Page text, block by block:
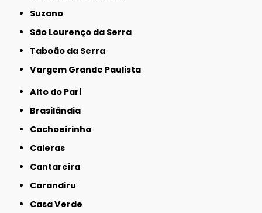
Suzano
São Lourenço da Serra
Taboão da Serra
Vargem Grande Paulista
Alto do Pari
Brasilândia
Cachoeirinha
Caieras
Cantareira
Carandiru
Casa Verde